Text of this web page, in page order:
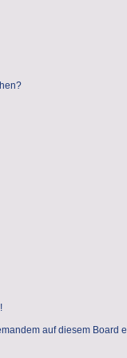
auf diesem Board